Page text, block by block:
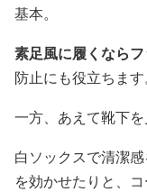
基本。
素足風に履くなら
防止にも役立ちます
一方、あえて靴下を
白ソックスで清潔
を効かせたりと、